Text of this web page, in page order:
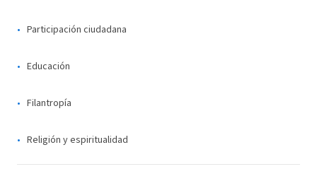
Participación ciudadana
Educación
Filantropía
Religión y espiritualidad